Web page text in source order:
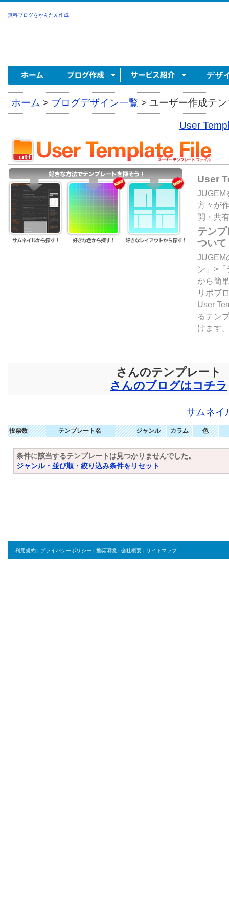
無料ブログをかんたん作成
ホーム > ブログデザイン一覧 > ユーザー作成テ
User
User
JUGEM
方々が
開・共
テン
ついて
JUGEM
ン」>
から簡
リポブ
User
るテン
けます
さんのテンプレート
さんのブログはコチラ
サムネイ
投票数 テンプレート名 ジャンル カラム 色
条件に該当するテンプレートは見つかりませんでした。
ジャンル・並び順・絞り込み条件をリセット
利用規約 | プライバシーポリシー | 推奨環境 | 会社概要 | サイトマップ